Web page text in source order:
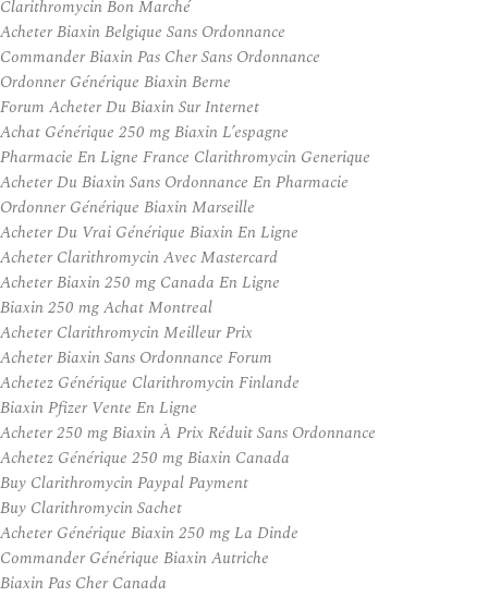
Clarithromycin Bon Marché
Acheter Biaxin Belgique Sans Ordonnance
Commander Biaxin Pas Cher Sans Ordonnance
Ordonner Générique Biaxin Berne
Forum Acheter Du Biaxin Sur Internet
Achat Générique 250 mg Biaxin L’espagne
Pharmacie En Ligne France Clarithromycin Generique
Acheter Du Biaxin Sans Ordonnance En Pharmacie
Ordonner Générique Biaxin Marseille
Acheter Du Vrai Générique Biaxin En Ligne
Acheter Clarithromycin Avec Mastercard
Acheter Biaxin 250 mg Canada En Ligne
Biaxin 250 mg Achat Montreal
Acheter Clarithromycin Meilleur Prix
Acheter Biaxin Sans Ordonnance Forum
Achetez Générique Clarithromycin Finlande
Biaxin Pfizer Vente En Ligne
Acheter 250 mg Biaxin À Prix Réduit Sans Ordonnance
Achetez Générique 250 mg Biaxin Canada
Buy Clarithromycin Paypal Payment
Buy Clarithromycin Sachet
Acheter Générique Biaxin 250 mg La Dinde
Commander Générique Biaxin Autriche
Biaxin Pas Cher Canada